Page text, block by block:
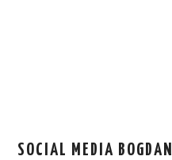
SOCIAL MEDIA BOGDAN